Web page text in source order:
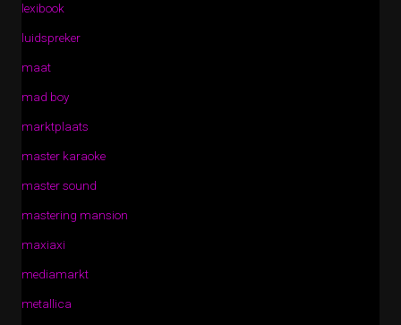
lexibook
luidspreker
maat
mad boy
marktplaats
master karaoke
master sound
mastering mansion
maxiaxi
mediamarkt
metallica